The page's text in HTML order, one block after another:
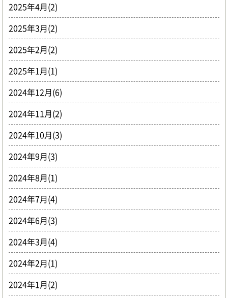
2025年4月(2)
2025年3月(2)
2025年2月(2)
2025年1月(1)
2024年12月(6)
2024年11月(2)
2024年10月(3)
2024年9月(3)
2024年8月(1)
2024年7月(4)
2024年6月(3)
2024年3月(4)
2024年2月(1)
2024年1月(2)